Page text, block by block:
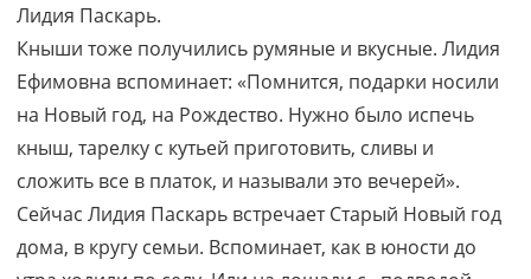
Лидия Паскарь.
Кныши тоже получились румяные и вкусные. Лидия
Ефимовна вспоминает: «Помнится, подарки носили
на Новый год, на Рождество. Нужно было испечь
кныш, тарелку с кутьей приготовить, сливы и
сложить все в платок, и называли это вечерей».
Сейчас Лидия Паскарь встречает Старый Новый год
дома, в кругу семьи. Вспоминает, как в юности до